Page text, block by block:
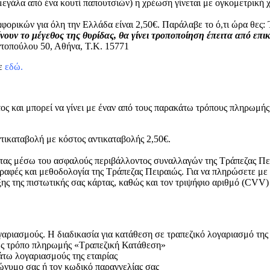
από ένα κουτί παπουτσιών) η χρέωση γίνεται με
για όλη την Ελλάδα είναι 2,50€. Παράλαβε το ό,τι ώρα
το μέγεθος της θυρίδας, θα γίνει τροποποίηση έπειτα από
50, Αθήνα, Τ.Κ. 15771
εδώ.
και μπορεί να γίνει με έναν από τους παρακάτω τρόπους
με κόστος αντικαταβολής 2,50€.
μέσω του ασφαλούς περιβάλλοντος συναλλαγών της Τράπεζας
και μεθοδολογία της Τράπεζας Πειραιώς. Για να πληρώσετε
της πιστωτικής σας κάρτας, καθώς και τον τριψήφιο αριθμό
Η διαδικασία για κατάθεση σε τραπεζικό λογαριασμό της
τρόπο πληρωμής «Τραπεζική Κατάθεση»
λογαριασμούς της εταιρίας
σας ή τον κωδικό παραγγελίας σας